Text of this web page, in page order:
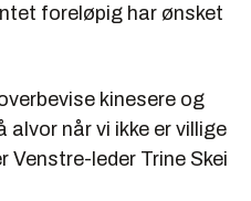
foreløpig har ønsket
kinesere og
når vi ikke er villige
Venstre-leder Trine Skei